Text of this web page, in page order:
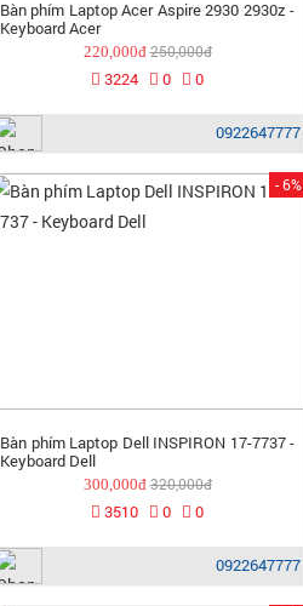
Bàn phím Laptop Acer Aspire 2930 2930z -
Keyboard Acer
220,000đ250,000đ
3224 0 0
0922647777
- 6%
Bàn phím Laptop Dell INSPIRON 17-7737 -
Keyboard Dell
300,000đ320,000đ
3510 0 0
0922647777